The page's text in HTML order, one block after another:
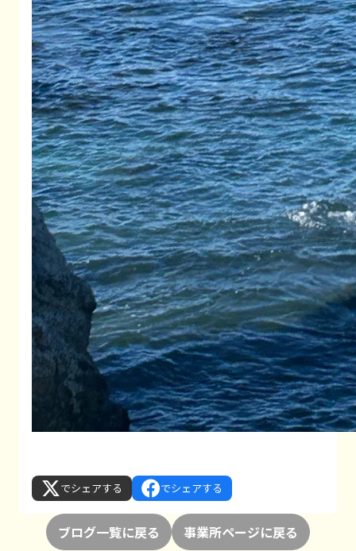
でシェアする でシェアする
ブログ一覧に戻る 事業所ページに戻る